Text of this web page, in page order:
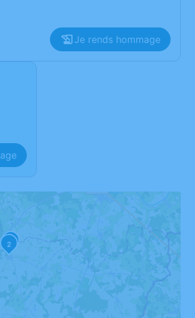
Je rends hommage
23